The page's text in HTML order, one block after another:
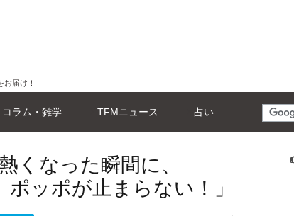
届け！
コラム・雑学 TFMニュース 占い
くなった瞬間に、
ッポが止まらない！」